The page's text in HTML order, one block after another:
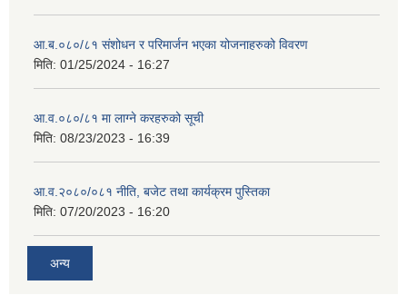
आ.ब.०८०/८१ संशोधन र परिमार्जन भएका योजनाहरुको विवरण
मिति: 01/25/2024 - 16:27
आ.व.०८०/८१ मा लाग्ने करहरुको सूची
मिति: 08/23/2023 - 16:39
आ.व.२०८०/०८१ नीति, बजेट तथा कार्यक्रम पुस्तिका
मिति: 07/20/2023 - 16:20
अन्य